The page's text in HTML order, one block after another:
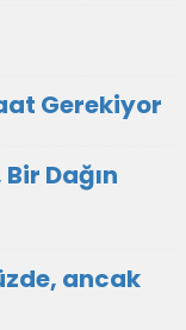
Gerekiyor
Dağın
ancak